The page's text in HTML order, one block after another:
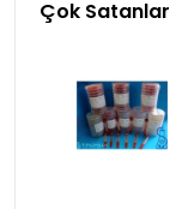
Çok Satanlar